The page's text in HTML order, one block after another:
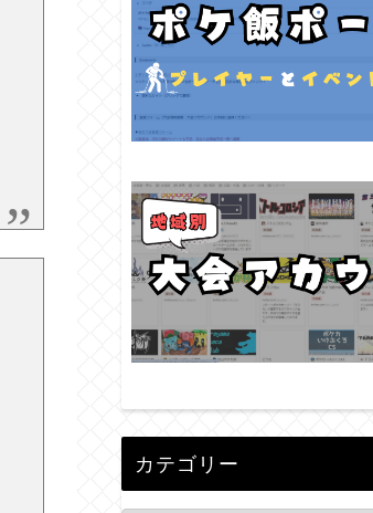
カテゴリー